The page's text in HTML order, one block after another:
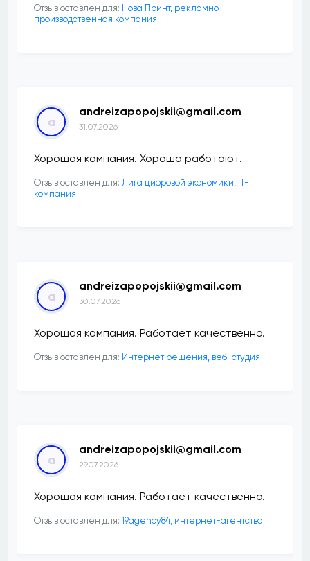
Отзыв оставлен для: Нова Принт, рекламно-
производственная компания
a
andreizapopojskii@gmail.com
31.07.2026
Хорошая компания. Хорошо работают.
Отзыв оставлен для: Лига цифровой экономики, IT-
компания
a
andreizapopojskii@gmail.com
30.07.2026
Хорошая компания. Работает качественно.
Отзыв оставлен для: Интернет решения, веб-студия
a
andreizapopojskii@gmail.com
29.07.2026
Хорошая компания. Работает качественно.
Отзыв оставлен для: 19agency84, интернет-агентство